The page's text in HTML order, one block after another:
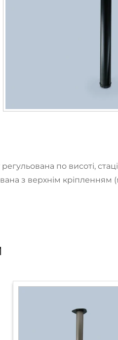
по висоті,
з верхнім кріпленням